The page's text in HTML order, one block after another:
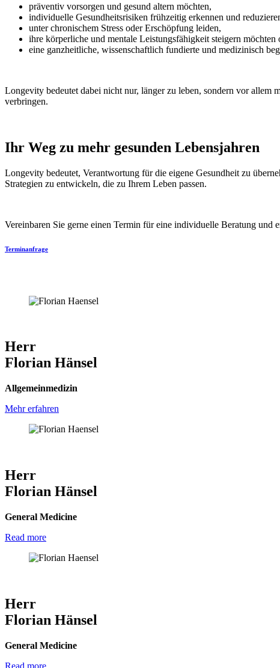
präventiv vorsorgen und gesund altern möchten,
individuelle Gesundheitsrisiken frühzeitig erkennen und
unter chronischem Stress oder Erschöpfung leiden,
ihre körperliche und mentale Leistungsfähigkeit steigern möchten
eine ganzheitliche, wissenschaftlich fundierte und medizinisch
Longevity bedeutet dabei nicht nur, länger zu leben, sondern vor allem
verbringen.
Ihr Weg zu mehr gesunden Lebensjahren
Longevity bedeutet, Verantwortung für die eigene Gesundheit zu
Strategien zu entwickeln, die zu Ihrem Leben passen.
Vereinbaren Sie gerne einen Termin für eine individuelle Beratung
Terminanfrage
Herr
Florian Hänsel
Allgemeinmedizin
Mehr erfahren
Herr
Florian Hänsel
General Medicine
Read more
Herr
Florian Hänsel
General Medicine
Read more